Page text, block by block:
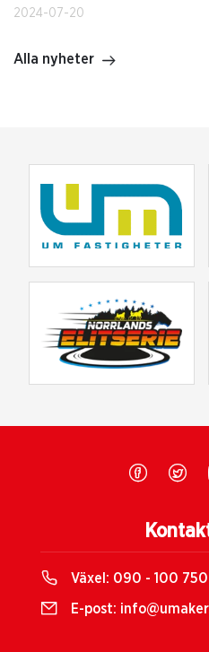
2024-07-20
Alla nyheter
Växel: 090 - 100 750
E-post: